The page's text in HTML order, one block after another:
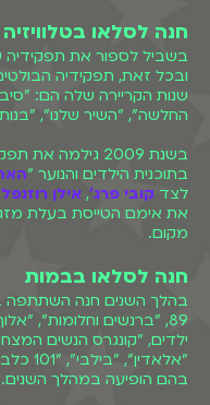
חנה לסלאו בטלוויזיה
בשביל לספור את תפקידיה
שנות הקריירה שלה הם:
החלשה", "השיר שלנו",
בשנת 2009
בתוכנית הילדים והנוער "
לצד קובי פרג', אילן
את אימם הטייסת בעלת
מקום.
חנה לסלאו בבמות
בהלך השנים חנה השתתפה
89, "ברנשים וחלומות",
ילדים, "קונגרס הנשים
בהם הופיעה במהלך השנים.